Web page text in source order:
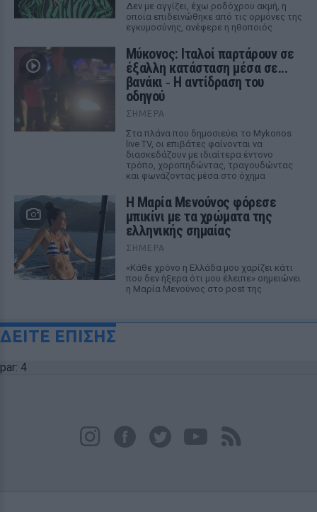
Δεν με αγγίζει, έχω ροδόχρου ακμή, η
οποία επιδεινώθηκε από τις ορμόνες της
εγκυμοσύνης, ανέφερε η ηθοποιός
Μύκονος: Ιταλοί παρτάρουν σε
έξαλλη κατάσταση μέσα σε...
βανάκι ‑ Η αντίδραση του
οδηγού
ΣΉΜΕΡΑ
Στα πλάνα που δημοσιεύει το Mykonos
live TV, οι επιβάτες φαίνονται να
διασκεδάζουν με ιδιαίτερα έντονο
τρόπο, χοροπηδώντας, τραγουδώντας
και φωνάζοντας μέσα στο όχημα
Η Μαρία Μενούνος φόρεσε
μπικίνι με τα χρώματα της
ελληνικής σημαίας
ΣΉΜΕΡΑ
«Κάθε χρόνο η Ελλάδα μου χαρίζει κάτι
που δεν ήξερα ότι μου έλειπε» σημειώνει
η Μαρία Μενούνος στο post της
ΔΕΙΤΕ ΕΠΙΣΗΣ
par: 4